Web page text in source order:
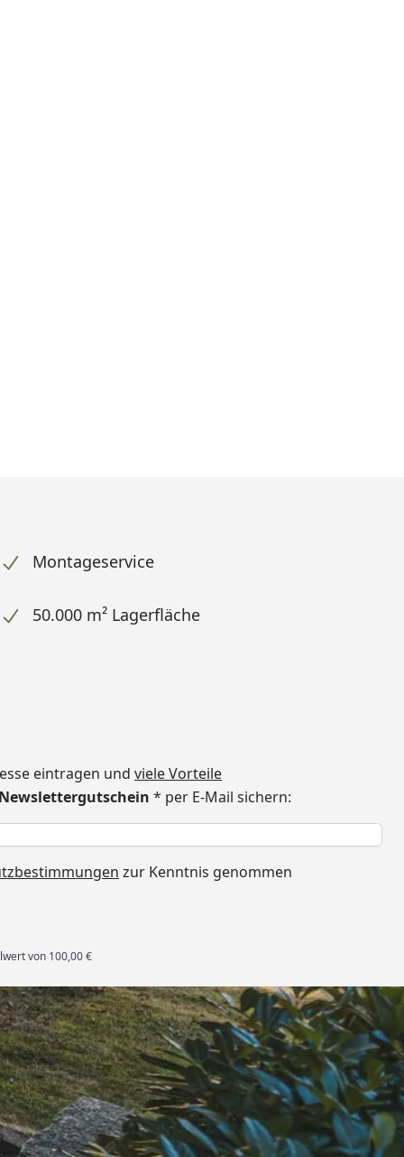
Montageservice
50.000 m² Lagerfläche
eintragen und viele Vorteile
* per E-Mail sichern:
zur Kenntnis genommen
von 100,00 €